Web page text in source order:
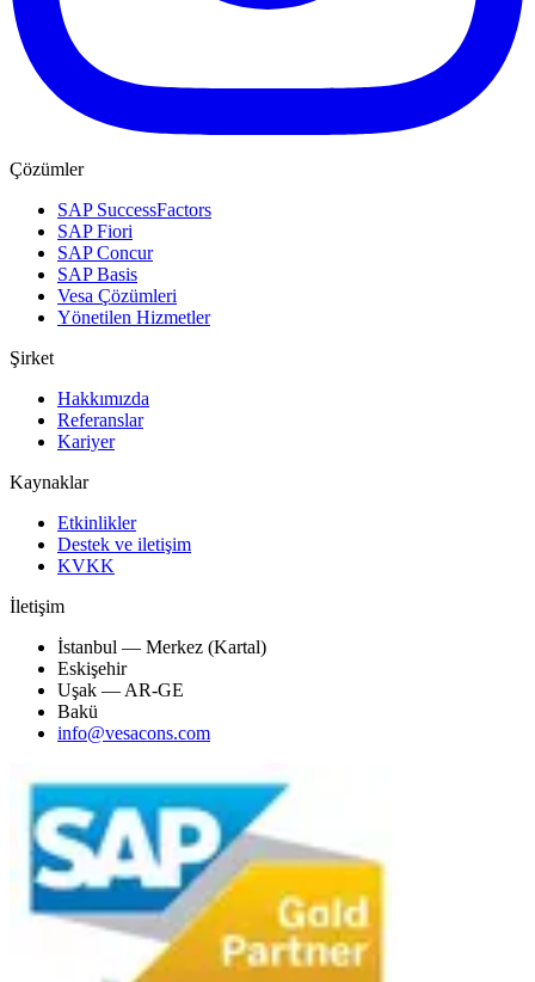
Çözümler
SAP SuccessFactors
SAP Fiori
SAP Concur
SAP Basis
Vesa Çözümleri
Yönetilen Hizmetler
Şirket
Hakkımızda
Referanslar
Kariyer
Kaynaklar
Etkinlikler
Destek ve iletişim
KVKK
İletişim
İstanbul — Merkez (Kartal)
Eskişehir
Uşak — AR-GE
Bakü
info@vesacons.com